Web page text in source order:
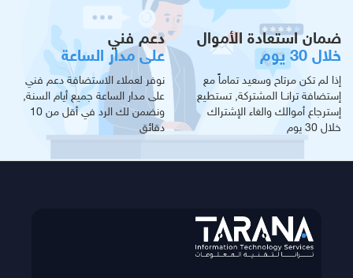
دعم فني
على مدار الساعة
نوفر لعملاء الاستضافة دعم فني
على مدار الساعة جميع أيام السنة,
ونضمن لك الرد في أقل من 10
دقائق
ضمان استعادة الأموال
خلال 30 يوم
إذا لم تكن مرتاح وسعيد تماماً مع
إستضافة ترانــا المشتركة, تستطيع
إسترجاع أموالك والغاء الإشتراك
خلال 30 يوم